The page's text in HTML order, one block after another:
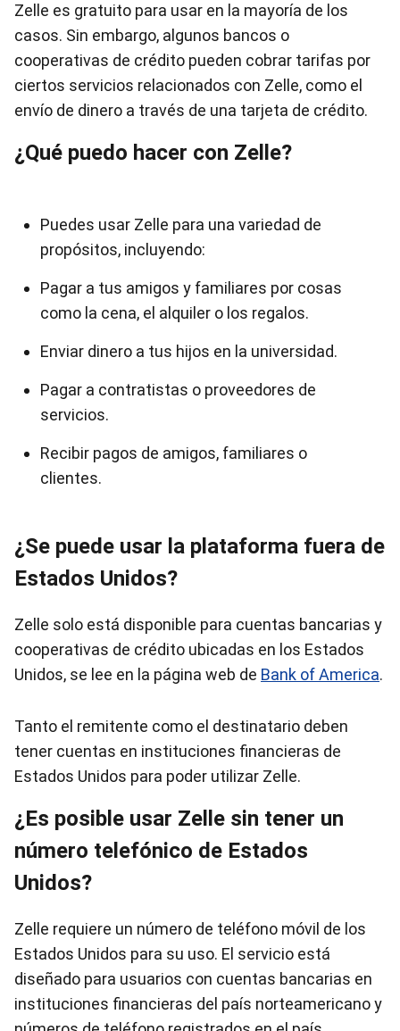
Zelle es gratuito para usar en la mayoría de los
casos. Sin embargo, algunos bancos o
cooperativas de crédito pueden cobrar tarifas por
ciertos servicios relacionados con Zelle, como el
envío de dinero a través de una tarjeta de crédito.
¿Qué puedo hacer con Zelle?
Puedes usar Zelle para una variedad de
propósitos, incluyendo:
Pagar a tus amigos y familiares por cosas
como la cena, el alquiler o los regalos.
Enviar dinero a tus hijos en la universidad.
Pagar a contratistas o proveedores de
servicios.
Recibir pagos de amigos, familiares o
clientes.
¿Se puede usar la plataforma fuera de
Estados Unidos?
Zelle solo está disponible para cuentas bancarias y
cooperativas de crédito ubicadas en los Estados
Unidos, se lee en la página web de Bank of America.
Tanto el remitente como el destinatario deben
tener cuentas en instituciones financieras de
Estados Unidos para poder utilizar Zelle.
¿Es posible usar Zelle sin tener un
número telefónico de Estados
Unidos?
Zelle requiere un número de teléfono móvil de los
Estados Unidos para su uso. El servicio está
diseñado para usuarios con cuentas bancarias en
instituciones financieras del país norteamericano y